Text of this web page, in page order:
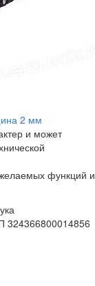
2 мм
и может
функций и